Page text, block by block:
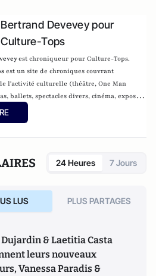
Bertrand Devevey pour
Culture-Tops
est chroniqueur pour Culture-Tops.
est un site de chroniques couvrant
l'activité culturelle (théâtre, One Man
ballets, spectacles divers, cinéma, expos,
24 Heures 7 Jours
LUS PLUS PARTAGES
Dujardin & Laetitia Casta
leurs nouveaux
Vanessa Paradis &